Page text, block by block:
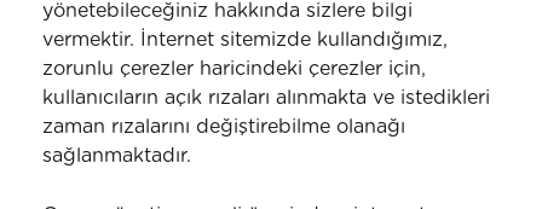
yönetebileceğiniz hakkında sizlere bilgi
vermektir. İnternet sitemizde kullandığımız,
zorunlu çerezler haricindeki çerezler için,
kullanıcıların açık rızaları alınmakta ve istedikleri
zaman rızalarını değiştirebilme olanağı
sağlanmaktadır.